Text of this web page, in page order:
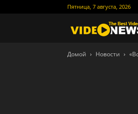
Пятница, 7 августа, 2026
Домой Новости